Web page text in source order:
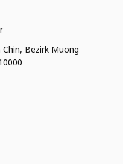
Bezirk Muong